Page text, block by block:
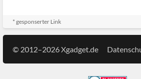
* gesponserter Link
© 2012–2026 Xgadget.de